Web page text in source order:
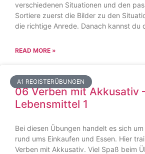
verschiedenen Situationen und den
Sortiere zuerst die Bilder zu den
die richtige Anrede. Danach kannst du
READ MORE »
A1 REGISTERÜBUNGEN
06 Verben mit Akkusativ
Lebensmittel 1
Bei diesen Übungen handelt es sich
rund ums Einkaufen und Essen. Hier
Verben mit Akkusativ. Viel Spaß beim